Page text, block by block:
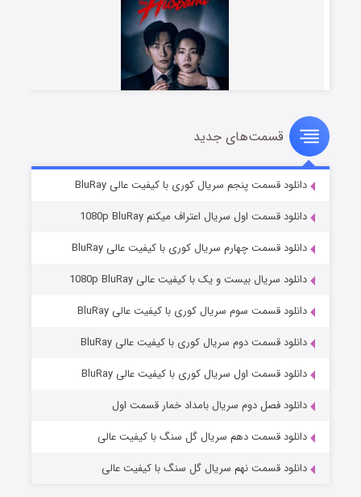
قسمت۸ (زیرنویس) منتشر شد
عملیات آپارتمان
قسمت۲ (زیرنویس) منتشر شد
قسمت‌های جدید
دانلود قسمت پنجم سریال کوری با کیفیت عالی BluRay
دانلود قسمت اول سریال اعتراف میکنم 1080p BluRay
دانلود قسمت چهارم سریال کوری با کیفیت عالی BluRay
دانلود سریال بیست و یک با کیفیت عالی 1080p BluRay
دانلود قسمت سوم سریال کوری با کیفیت عالی BluRay
دانلود قسمت دوم سریال کوری با کیفیت عالی BluRay
دانلود قسمت اول سریال کوری با کیفیت عالی BluRay
دانلود فصل دوم سریال بامداد خمار قسمت اول
دانلود قسمت دهم سریال گل سنگ با کیفیت عالی
دانلود قسمت نهم سریال گل سنگ با کیفیت عالی